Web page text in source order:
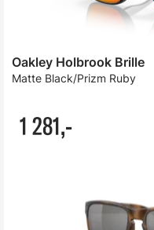
Oakley Holbrook Brille
Matte Black/Prizm Ruby
1 281,-